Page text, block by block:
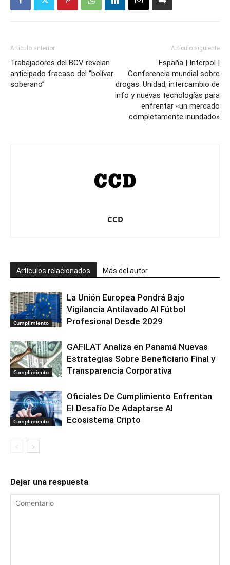
Artículo anterior
Trabajadores del BCV revelan
anticipado fracaso del “bolívar
soberano”
Artículo siguiente
España | Interpol |
Conferencia mundial sobre
drogas: Unidad, intercambio de
info y nuevas tecnologías para
enfrentar «un mercado
completamente inundado»
CCD
Artículos relacionados Más del autor
Cumplimiento
La Unión Europea Pondrá Bajo
Vigilancia Antilavado Al Fútbol
Profesional Desde 2029
Cumplimiento
GAFILAT Analiza en Panamá Nuevas
Estrategias Sobre Beneficiario Final y
Transparencia Corporativa
Cumplimiento
Oficiales De Cumplimiento Enfrentan
El Desafío De Adaptarse Al
Ecosistema Cripto
Dejar una respuesta